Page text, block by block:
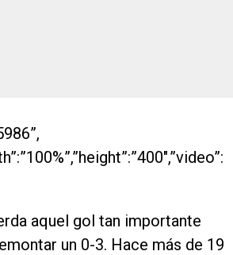
aquel gol tan importante
un 0-3. Hace más de 19